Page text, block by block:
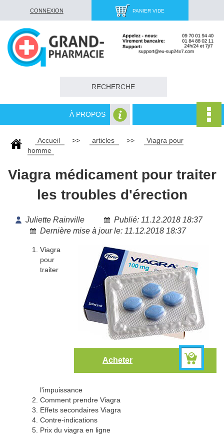
CONNEXION PANIER VIDE
À PROPOS
Accueil >> articles >>
Viagra pour
homme
Viagra médicament pour traiter
les troubles d'érection
Juliette Rainville
Publié: 11.12.2018 18:37
Dernière mise à jour le: 11.12.2018 18:37
Acheter
Viagra
pour
traiter
l'impuissance
Comment prendre Viagra
Effets secondaires Viagra
Contre-indications
Prix du viagra en ligne